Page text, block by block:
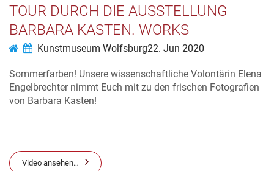
TOUR DURCH DIE AUSSTELLUNG
BARBARA KASTEN. WORKS
Kunstmuseum Wolfsburg22. Jun 2020
Sommerfarben! Unsere wissenschaftliche Volontärin Elena
Engelbrechter nimmt Euch mit zu den frischen Fotografien
von Barbara Kasten!
Video ansehen…